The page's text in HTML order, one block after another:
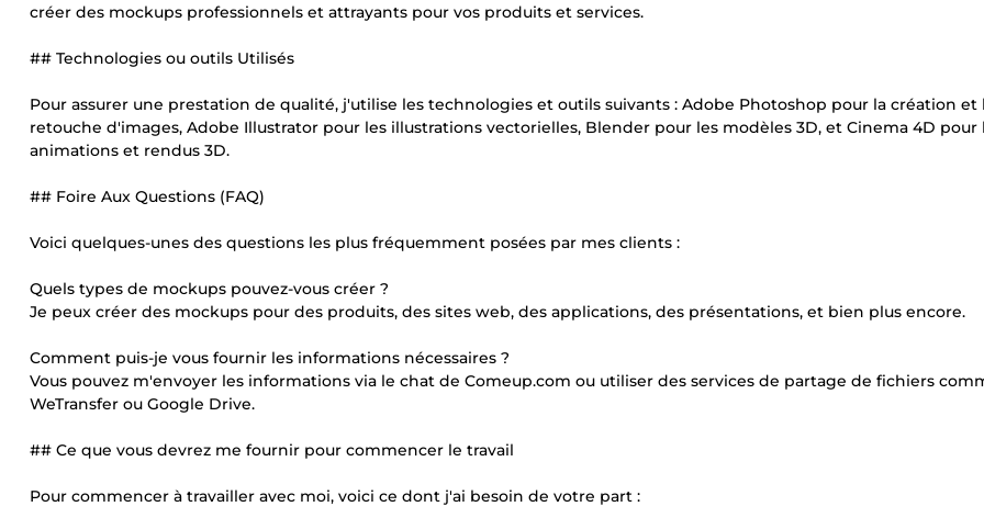
créer des mockups professionnels et attrayants pour vos produits et services.
## Technologies ou outils Utilisés
Pour assurer une prestation de qualité, j'utilise les technologies et outils suivants : Adobe Photoshop pour la création et
retouche d'images, Adobe Illustrator pour les illustrations vectorielles, Blender pour les modèles 3D, et Cinema 4D pour
animations et rendus 3D.
## Foire Aux Questions (FAQ)
Voici quelques-unes des questions les plus fréquemment posées par mes clients :
Quels types de mockups pouvez-vous créer ?
Je peux créer des mockups pour des produits, des sites web, des applications, des présentations, et bien plus encore.
Comment puis-je vous fournir les informations nécessaires ?
Vous pouvez m'envoyer les informations via le chat de Comeup.com ou utiliser des services de partage de fichiers
WeTransfer ou Google Drive.
## Ce que vous devrez me fournir pour commencer le travail
Pour commencer à travailler avec moi, voici ce dont j'ai besoin de votre part :